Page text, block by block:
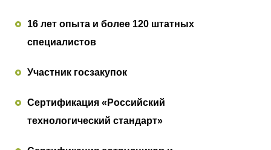
16 лет опыта и более 120 штатных
специалистов
Участник госзакупок
Сертификация «Российский
технологический стандарт»